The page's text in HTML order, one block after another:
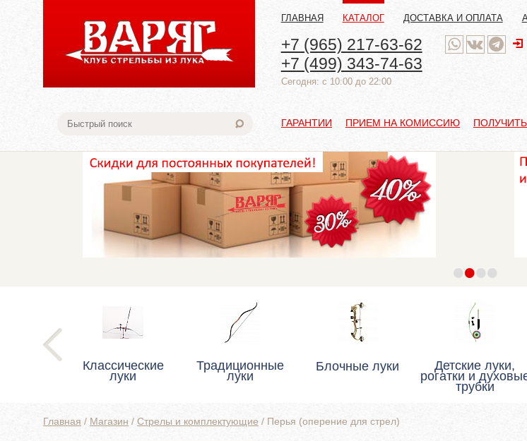
ГЛАВНАЯ КАТАЛОГ ДОСТАВКА И ОПЛАТА
+7 (965) 217-63-62
+7 (499) 343-74-63
Cегодня: с 10:00 до 22:00
ГАРАНТИИ ПРИЕМ НА КОМИССИЮ
••••
Классические
луки
Традиционные
луки
Блочные луки Детские луки,
рогатки и
трубки
Главная / Магазин / Стрелы и комплектующие / Перья (оперение для стрел)